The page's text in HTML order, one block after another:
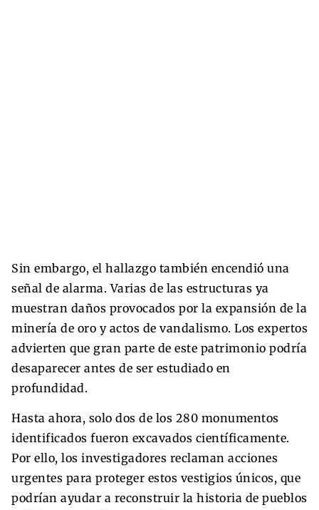
Sin embargo, el hallazgo también encendió una
señal de alarma. Varias de las estructuras ya
muestran daños provocados por la expansión de la
minería de oro y actos de vandalismo. Los expertos
advierten que gran parte de este patrimonio podría
desaparecer antes de ser estudiado en
profundidad.
Hasta ahora, solo dos de los 280 monumentos
identificados fueron excavados científicamente.
Por ello, los investigadores reclaman acciones
urgentes para proteger estos vestigios únicos, que
podrían ayudar a reconstruir la historia de pueblos